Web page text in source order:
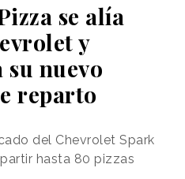
se alía
y
su nuevo
reparto
del Chevrolet Spark
hasta 80 pizzas